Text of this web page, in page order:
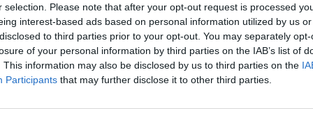
selection. Please note that after your opt-out request is processed
interest-based ads based on personal information utilized by us
to third parties prior to your opt-out. You may separately
of your personal information by third parties on the IAB’s list of
This information may also be disclosed by us to third parties on the
Participants that may further disclose it to other third parties.
tyrimas dėl neteisėto disponavimo narkotikais be
gamino, perdirbo, įgijo, laikė, gabeno ar siuntė narkotines
neturėdamas tikslo jų parduoti ar kitaip platinti,